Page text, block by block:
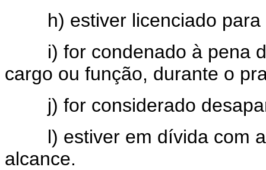
h) estiver licenciado para
i) for condenado à pena
cargo ou função, durante o
j) for considerado
l) estiver em dívida com a
alcance.